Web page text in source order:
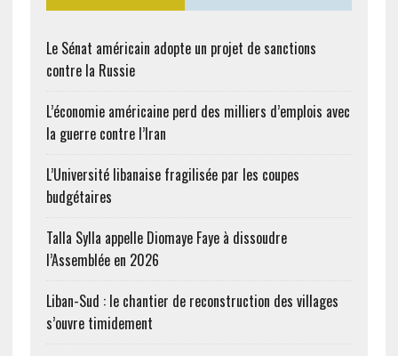
Le Sénat américain adopte un projet de sanctions
contre la Russie
L’économie américaine perd des milliers d’emplois avec
la guerre contre l’Iran
L’Université libanaise fragilisée par les coupes
budgétaires
Talla Sylla appelle Diomaye Faye à dissoudre
l’Assemblée en 2026
Liban-Sud : le chantier de reconstruction des villages
s’ouvre timidement